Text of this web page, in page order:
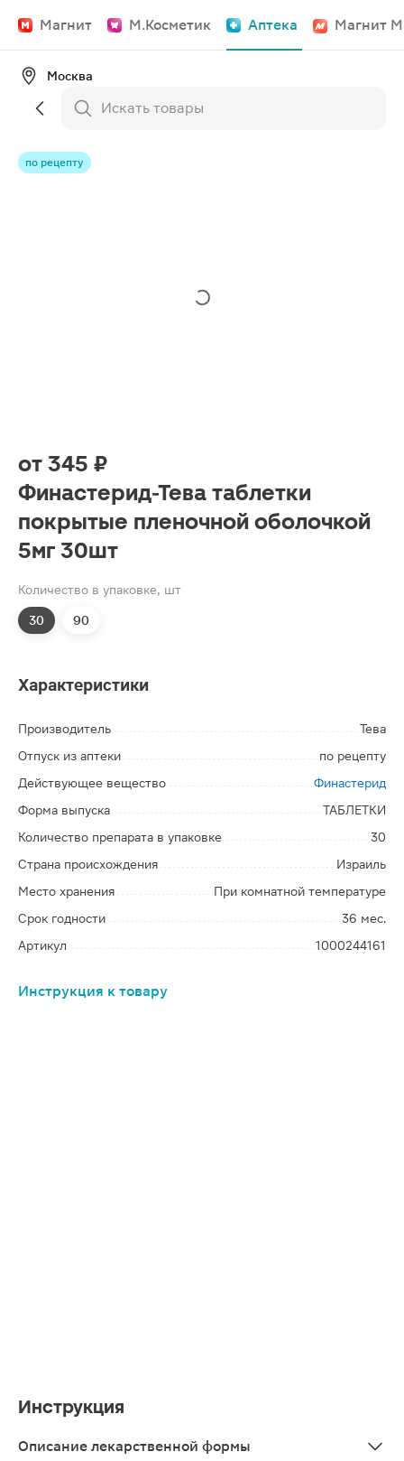
Магнит М.Косметик Аптека Магнит
Москва
по рецепту
от 345 ₽
Финастерид-Тева таблетки
покрытые пленочной оболочкой
5мг 30шт
Количество в упаковке, шт
30 90
Характеристики
Производитель
Тева
Отпуск из аптеки
по рецепту
Действующее вещество
Финастерид
Форма выпуска
ТАБЛЕТКИ
Количество препарата в упаковке
30
Страна происхождения
Израиль
Место хранения
При комнатной температуре
Срок годности
36 мес.
Артикул
1000244161
Инструкция к товару
Инструкция
Описание лекарственной формы